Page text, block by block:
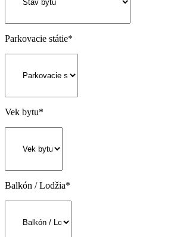
Parkovacie státie*
Vek bytu*
Balkón / Lodžia*